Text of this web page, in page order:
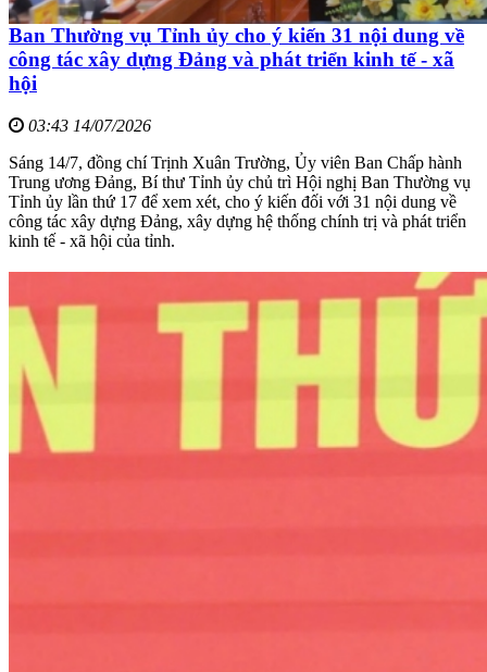
Ban Thường vụ Tỉnh ủy cho ý kiến 31 nội dung về
công tác xây dựng Đảng và phát triển kinh tế - xã
hội
03:43 14/07/2026
Sáng 14/7, đồng chí Trịnh Xuân Trường, Ủy viên Ban Chấp hành
Trung ương Đảng, Bí thư Tỉnh ủy chủ trì Hội nghị Ban Thường vụ
Tỉnh ủy lần thứ 17 để xem xét, cho ý kiến đối với 31 nội dung về
công tác xây dựng Đảng, xây dựng hệ thống chính trị và phát triển
kinh tế - xã hội của tỉnh.